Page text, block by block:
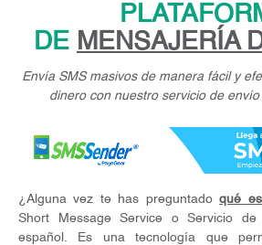
DE MENSAJERÍA
Envía SMS masivos de manera fácil y
dinero con nuestro servicio de
¿Alguna vez te has preguntadoqué
Short Message Service o Servicio de
español. Es una tecnología que